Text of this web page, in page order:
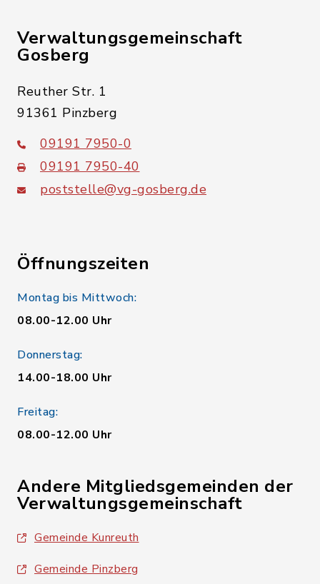
Verwaltungsgemeinschaft
Gosberg
Reuther Str. 1
91361 Pinzberg
09191 7950-0
09191 7950-40
poststelle@vg-gosberg.de
Öffnungszeiten
Montag bis Mittwoch:
08.00-12.00 Uhr
Donnerstag:
14.00-18.00 Uhr
Freitag:
08.00-12.00 Uhr
Andere Mitgliedsgemeinden der
Verwaltungsgemeinschaft
Gemeinde Kunreuth
Gemeinde Pinzberg